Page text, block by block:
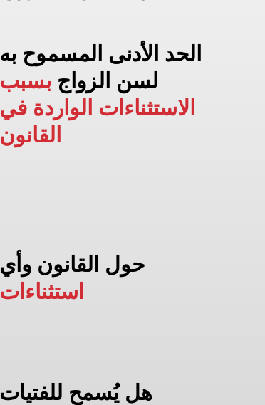
الحد الأدنى المسموح به
لسن الزواج بسبب
الاستثناءات الواردة في
القانون
حول القانون وأي
استثناءات
هل يُسمح للفتيات